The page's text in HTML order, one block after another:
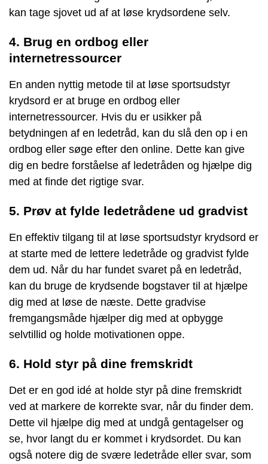
kan tage sjovet ud af at løse krydsordene selv.
4. Brug en ordbog eller
internetressourcer
En anden nyttig metode til at løse sportsudstyr
krydsord er at bruge en ordbog eller
internetressourcer. Hvis du er usikker på
betydningen af en ledetråd, kan du slå den op i en
ordbog eller søge efter den online. Dette kan give
dig en bedre forståelse af ledetråden og hjælpe dig
med at finde det rigtige svar.
5. Prøv at fylde ledetrådene ud gradvist
En effektiv tilgang til at løse sportsudstyr krydsord er
at starte med de lettere ledetråde og gradvist fylde
dem ud. Når du har fundet svaret på en ledetråd,
kan du bruge de krydsende bogstaver til at hjælpe
dig med at løse de næste. Dette gradvise
fremgangsmåde hjælper dig med at opbygge
selvtillid og holde motivationen oppe.
6. Hold styr på dine fremskridt
Det er en god idé at holde styr på dine fremskridt
ved at markere de korrekte svar, når du finder dem.
Dette vil hjælpe dig med at undgå gentagelser og
se, hvor langt du er kommet i krydsordet. Du kan
også notere dig de svære ledetråde eller svar, som